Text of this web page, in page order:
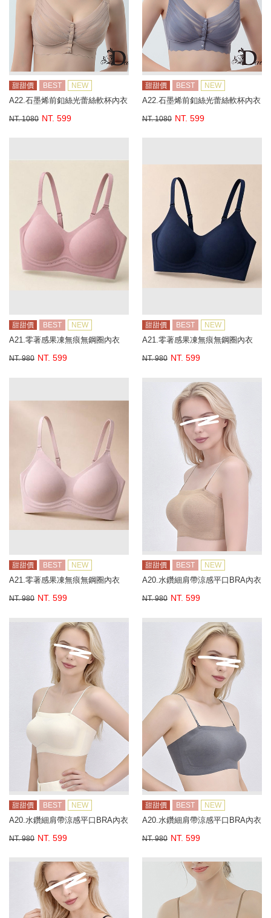
甜甜價 BEST NEW
A22.石墨烯前釦絲光蕾絲軟杯內衣
NT. 1080 NT. 599
甜甜價 BEST NEW
A22.石墨烯前釦絲光蕾絲軟杯內衣
NT. 1080 NT. 599
甜甜價 BEST NEW
A21.零著感果凍無痕無鋼圈內衣
NT. 980 NT. 599
甜甜價 BEST NEW
A21.零著感果凍無痕無鋼圈內衣
NT. 980 NT. 599
甜甜價 BEST NEW
A21.零著感果凍無痕無鋼圈內衣
NT. 980 NT. 599
甜甜價 BEST NEW
A20.水鑽細肩帶涼感平口BRA內衣
NT. 980 NT. 599
甜甜價 BEST NEW
A20.水鑽細肩帶涼感平口BRA內衣
NT. 980 NT. 599
甜甜價 BEST NEW
A20.水鑽細肩帶涼感平口BRA內衣
NT. 980 NT. 599